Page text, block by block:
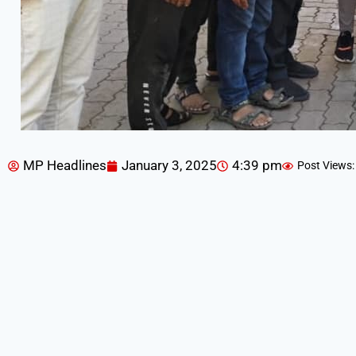
MP Headlines January 3, 2025 4:39 pm Post Views: